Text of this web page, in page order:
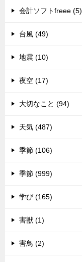
会計ソフトfreee (5)
台風 (49)
地震 (10)
夜空 (17)
大切なこと (94)
天気 (487)
季節 (106)
季節 (999)
学び (165)
害獣 (1)
害鳥 (2)